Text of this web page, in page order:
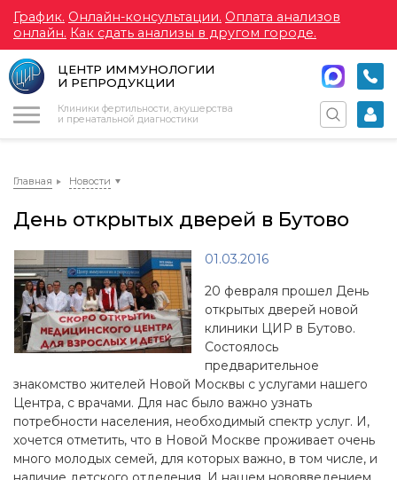
График. Онлайн-консультации. Оплата анализов
онлайн. Как сдать анализы в другом городе.
ЦЕНТР ИММУНОЛОГИИ
И РЕПРОДУКЦИИ
Клиники фертильности, акушерства
и пренатальной диагностики
Главная Новости
День открытых дверей в Бутово
01.03.2016
20 февраля прошел День
открытых дверей новой
клиники ЦИР в Бутово.
Состоялось
предварительное
знакомство жителей Новой Москвы с услугами нашего
Центра, с врачами. Для нас было важно узнать
потребности населения, необходимый спектр услуг. И,
хочется отметить, что в Новой Москве проживает очень
много молодых семей, для которых важно, в том числе, и